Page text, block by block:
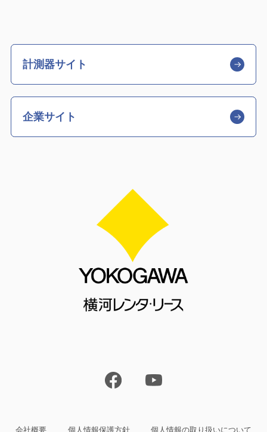
計測器サイト
企業サイト
会社概要 個人情報保護方針 個人情報の取り扱いについて